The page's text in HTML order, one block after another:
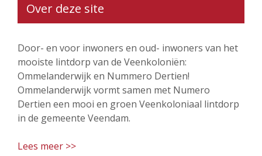
Over deze site
Door- en voor inwoners en oud- inwoners van het
mooiste lintdorp van de Veenkoloniën:
Ommelanderwijk en Nummero Dertien!
Ommelanderwijk vormt samen met Numero
Dertien een mooi en groen Veenkoloniaal lintdorp
in de gemeente Veendam.
Lees meer >>